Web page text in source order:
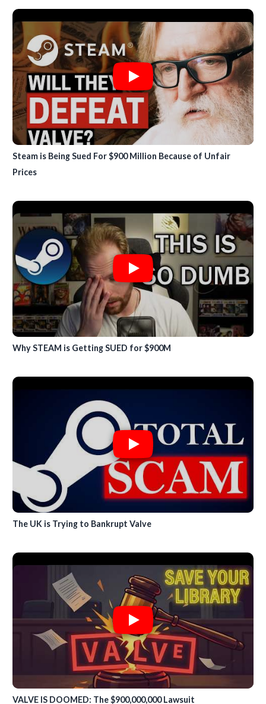
Steam is Being Sued For $900 Million Because of Unfair
Prices
Why STEAM is Getting SUED for $900M
The UK is Trying to Bankrupt Valve
VALVE IS DOOMED: The $900,000,000 Lawsuit